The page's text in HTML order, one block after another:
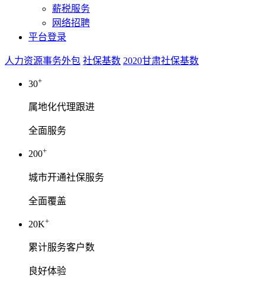
薪税服务
网络招聘
平台登录
人力资源事务外包 社保基数 2020甘肃社保基数
30+
属地化代理跟进
全面服务
200+
城市开通社保服务
全面覆盖
20K+
累计服务客户数
良好体验